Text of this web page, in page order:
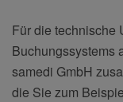
Für die technische
Buchungssystems
samedi GmbH
die Sie zum